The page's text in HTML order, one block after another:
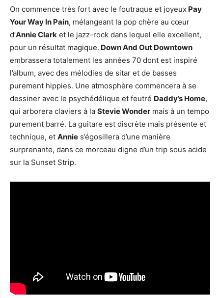
On commence très fort avec le foutraque et joyeux Pay
Your Way In Pain, mélangeant la pop chère au cœur
d’Annie Clark et le jazz-rock dans lequel elle excellent,
pour un résultat magique. Down And Out Downtown
embrassera totalement les années 70 dont est inspiré
l’album, avec des mélodies de sitar et de basses
purement hippies. Une atmosphère commencera à se
dessiner avec le psychédélique et feutré Daddy’s Home,
qui arborera claviers à la Stevie Wonder mais à un tempo
purement barré. La guitare est discrète mais présente et
technique, et Annie s’égosillera d’une manière
surprenante, dans ce morceau digne d’un trip sous acide
sur la Sunset Strip.